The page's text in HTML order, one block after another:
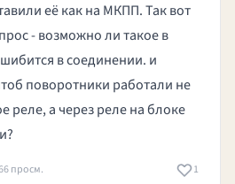
её как на МКПП. Так вот
- возможно ли такое в
в соединении. и
поворотники работали не
реле, а через реле на блоке
просм. 1